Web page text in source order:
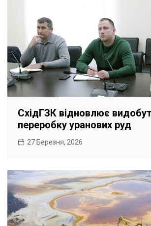
СхідГЗК відновлює
переробку уранових руд
27 Березня, 2026